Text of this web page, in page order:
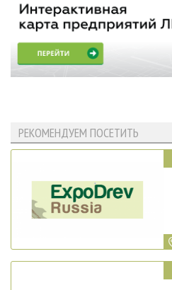
РЕКОМЕНДУЕМ ПОСЕТИТЬ